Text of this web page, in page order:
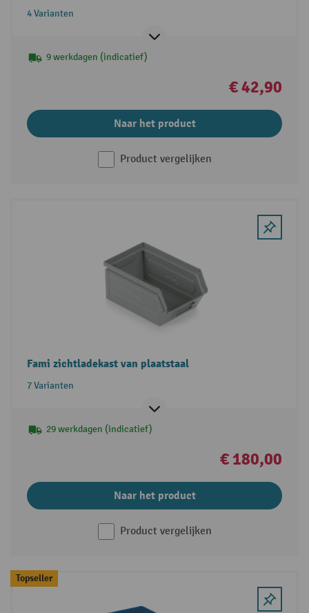
4 Varianten
9 werkdagen (indicatief)
€ 42,90
Naar het product
Product vergelijken
Fami zichtladekast van plaatstaal
7 Varianten
29 werkdagen (indicatief)
€ 180,00
Naar het product
Product vergelijken
Topseller